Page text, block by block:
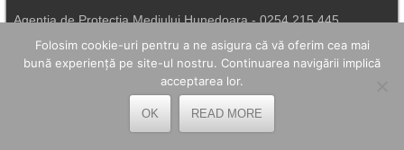
Agenția de Protecția Mediului Hunedoara - 0254.215.445
Spitalul de Urgență Petroșani - 0254.544.321
Număr Unic de Urgență - 112
LEGĂTURI UTILE
Folosim cookie-uri pentru a ne asigura că vă oferim cea mai
bună experiență pe site-ul nostru. Continuarea navigării implică
acceptarea lor.
OK READ MORE